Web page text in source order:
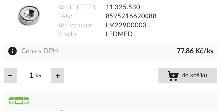
Kód ELFETEX
11.325.530
EAN
8595216620088
Kód výrobce
LM22900003
Značka
LEDMED
Cena s DPH 77,86 Kč/ks
ks do košíku